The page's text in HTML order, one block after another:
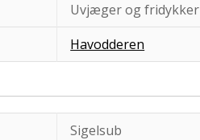
Uvjæger og fridykker
Havodderen
Sigelsub